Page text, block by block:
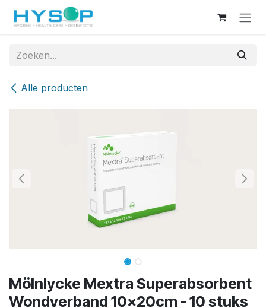
Overslaan naar inhoud
Alle producten
Mölnlycke Mextra Superabsorbent
Wondverband 10x20cm - 10 stuks